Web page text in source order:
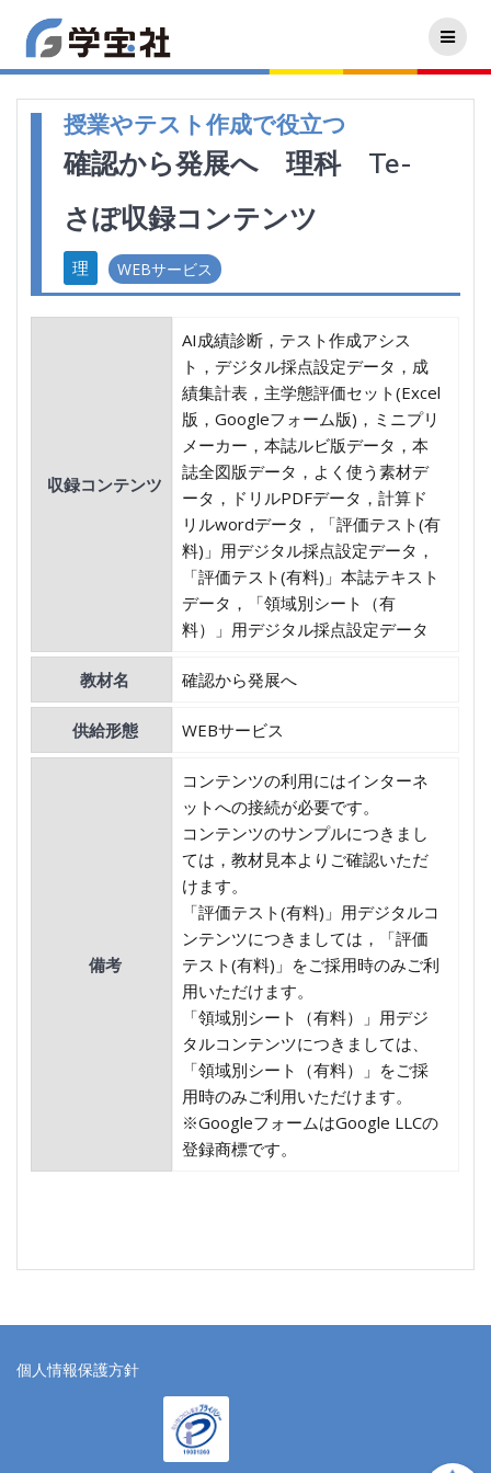
授業やテスト作成で役立つ
確認から発展へ 理科 Te-
さぽ収録コンテンツ
WEBサービス
収録コンテンツ
AI成績診断，テスト作成アシス
ト，デジタル採点設定データ，成
績集計表，主学態評価セット(Excel
版，Googleフォーム版)，ミニプリ
メーカー，本誌ルビ版データ，本
誌全図版データ，よく使う素材デ
ータ，ドリルPDFデータ，計算ド
リルwordデータ，「評価テスト(有
料)」用デジタル採点設定データ，
「評価テスト(有料)」本誌テキスト
データ，「領域別シート（有
料）」用デジタル採点設定データ
教材名 確認から発展へ
供給形態 WEBサービス
備考
コンテンツの利用にはインターネ
ットへの接続が必要です。
コンテンツのサンプルにつきまし
ては，教材見本よりご確認いただ
けます。
「評価テスト(有料)」用デジタルコ
ンテンツにつきましては，「評価
テスト(有料)」をご採用時のみご利
用いただけます。
「領域別シート（有料）」用デジ
タルコンテンツにつきましては、
「領域別シート（有料）」をご採
用時のみご利用いただけます。
※GoogleフォームはGoogle LLCの
登録商標です。
個人情報保護方針